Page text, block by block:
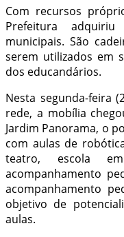
Com recursos
Prefeitura
municipais. São
serem utilizados em
dos educandários.
Nesta segunda-feira
rede, a mobília
Jardim Panorama, o
com aulas de
teatro, escola
acompanhamento
acompanhamento
objetivo de
aulas.